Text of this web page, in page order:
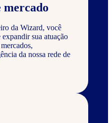
mercado
da Wizard, você
sua atuação
da nossa rede de